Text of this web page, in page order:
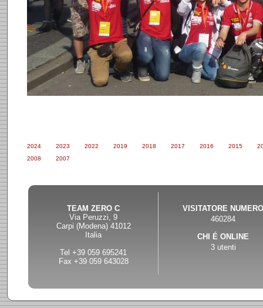
2024 2023 2022 2019 2018 2017 2016 2015
2008
2007
VISITATORE NUMERO
460284
CHI É ONLINE
3 utenti
TEAM ZERO C
Via Peruzzi, 9
Carpi (Modena) 41012
Italia
Tel +39 059 695241
Fax +39 059 643028